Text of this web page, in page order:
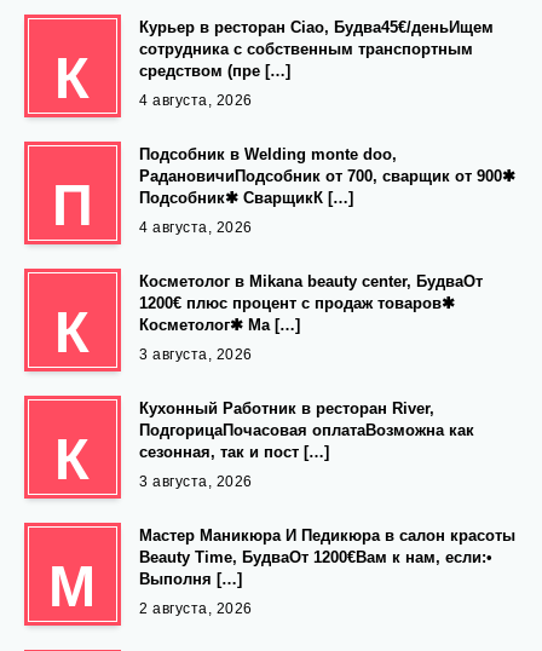
К
Курьер в ресторан Ciao, Будва45€/деньИщем
сотрудника с собственным транспортным
средством (пре […]
4 августа, 2026
П
Подсобник в Welding monte doo,
РадановичиПодсобник от 700, сварщик от 900✱
Подсобник✱ СварщикК […]
4 августа, 2026
К
Косметолог в Mikana beauty center, БудваОт
1200€ плюс процент с продаж товаров✱
Косметолог✱ Ма […]
3 августа, 2026
К
Кухонный Работник в ресторан River,
ПодгорицаПочасовая оплатаВозможна как
сезонная, так и пост […]
3 августа, 2026
М
Мастер Маникюра И Педикюра в салон красоты
Beauty Time, БудваОт 1200€Вам к нам, если:•
Выполня […]
2 августа, 2026